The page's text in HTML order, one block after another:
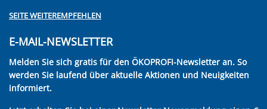
SEITE WEITEREMPFEHLEN
E-MAIL-NEWSLETTER
Melden Sie sich gratis für den ÖKOPROFI-Newsletter an. So
werden Sie laufend über aktuelle Aktionen und Neuigkeiten
informiert.